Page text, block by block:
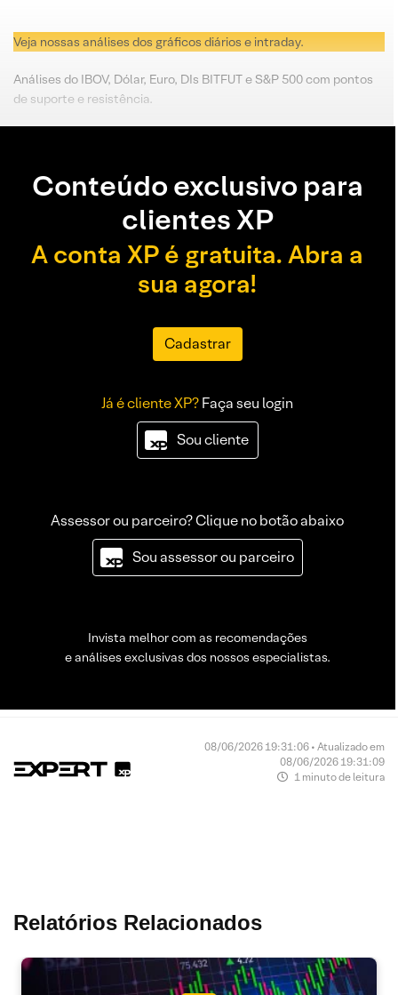
Veja nossas análises dos gráficos diários e intraday.
Análises do IBOV, Dólar, Euro, DIs BITFUT e S&P 500 com pontos
de suporte e resistência.
Conteúdo exclusivo para
clientes XP
A conta XP é gratuita. Abra a
sua agora!
Cadastrar
Já é cliente XP?Faça seu login
Sou cliente
Assessor ou parceiro? Clique no botão abaixo
Sou assessor ou parceiro
Invista melhor com as recomendações
e análises exclusivas dos nossos especialistas.
08/06/2026 19:31:06 • Atualizado em
08/06/2026 19:31:09
1 minuto de leitura
Relatórios Relacionados